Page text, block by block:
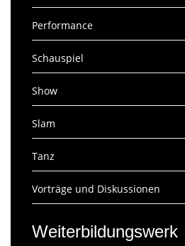
Performance
Schauspiel
Show
Slam
Tanz
Vorträge und Diskussionen
Weiterbildungswerk